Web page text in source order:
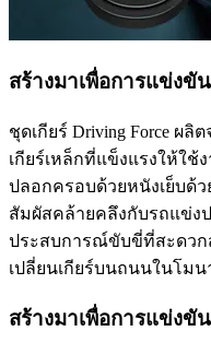
สร้างมาเพื่อการแข่งขัน
ชุดเกียร์ Driving Force ผ
เกียร์เหล็กที่แข็งแรงให้ใช้
ปลอกครอบด้วยหนังเย็บด้
สัมผัสคล้ายคลึงกับรถแข่ง
ประสบการณ์ขับขี่ที่สะดว
เปลี่ยนเกียร์บนถนนในโมน
สร้างมาเพื่อการแข่งขัน